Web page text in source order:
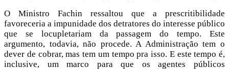
O Ministro Fachin ressaltou que a prescritibilidade
favoreceria a impunidade dos detratores do interesse público
que se locupletariam da passagem do tempo. Este
argumento, todavia, não procede. A Administração tem o
dever de cobrar, mas tem um tempo pra isso. E este tempo é,
inclusive, um marco para que os agentes públicos